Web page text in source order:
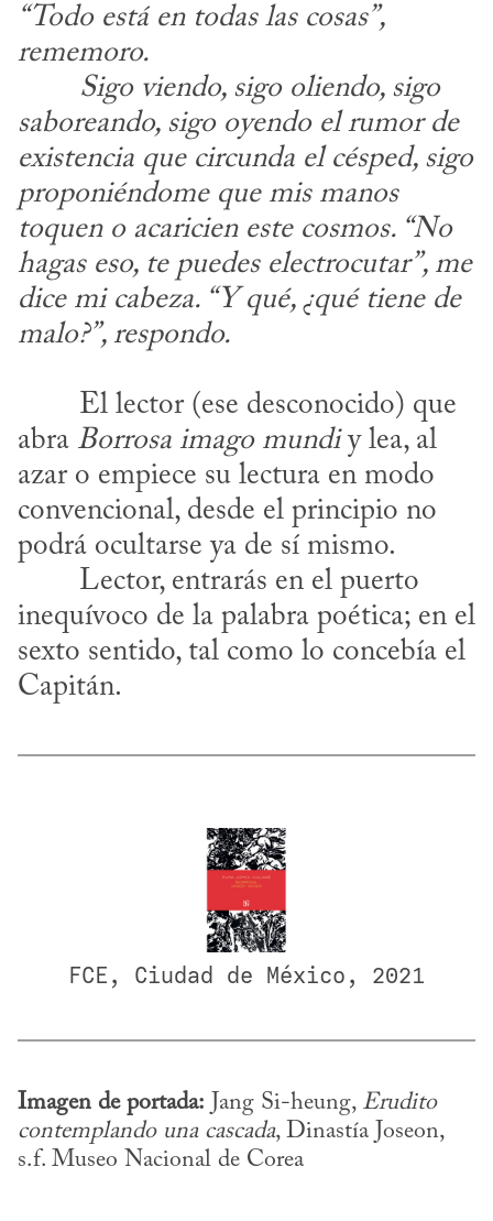
“Todo está en todas las cosas”,
rememoro.
Sigo viendo, sigo oliendo, sigo
saboreando, sigo oyendo el rumor de
existencia que circunda el césped, sigo
proponiéndome que mis manos
toquen o acaricien este cosmos. “No
hagas eso, te puedes electrocutar”, me
dice mi cabeza. “Y qué, ¿qué tiene de
malo?”, respondo.
abra Borrosa imago mundi y lea, al
azar o empiece su lectura en modo
convencional, desde el principio no
podrá ocultarse ya de sí mismo.
inequívoco de la palabra poética; en el
sexto sentido, tal como lo concebía el
Capitán.
FCE, Ciudad de México, 2021
Imagen de portada: Jang Si-heung, Erudito
contemplando una cascada, Dinastía Joseon,
s.f. Museo Nacional de Corea